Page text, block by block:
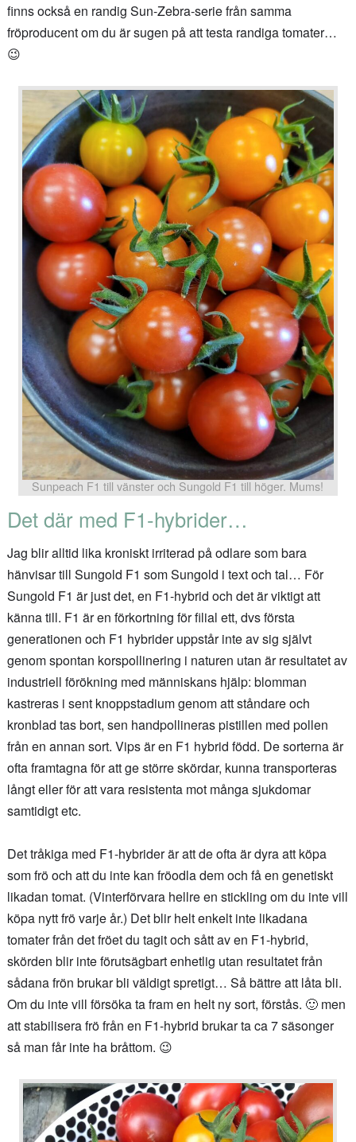
finns också en randig Sun-Zebra-serie från samma
fröproducent om du är sugen på att testa randiga tomater…
😉
Sunpeach F1 till vänster och Sungold F1 till höger. Mums!
Det där med F1-hybrider…
Jag blir alltid lika kroniskt irriterad på odlare som bara
hänvisar till Sungold F1 som Sungold i text och tal… För
Sungold F1 är just det, en F1-hybrid och det är viktigt att
känna till. F1 är en förkortning för filial ett, dvs första
generationen och F1 hybrider uppstår inte av sig självt
genom spontan korspollinering i naturen utan är resultatet av
industriell förökning med människans hjälp: blomman
kastreras i sent knoppstadium genom att ståndare och
kronblad tas bort, sen handpollineras pistillen med pollen
från en annan sort. Vips är en F1 hybrid född. De sorterna är
ofta framtagna för att ge större skördar, kunna transporteras
långt eller för att vara resistenta mot många sjukdomar
samtidigt etc.
Det tråkiga med F1-hybrider är att de ofta är dyra att köpa
som frö och att du inte kan fröodla dem och få en genetiskt
likadan tomat. (Vinterförvara hellre en stickling om du inte vill
köpa nytt frö varje år.) Det blir helt enkelt inte likadana
tomater från det fröet du tagit och sått av en F1-hybrid,
skörden blir inte förutsägbart enhetlig utan resultatet från
sådana frön brukar bli väldigt spretigt… Så bättre att låta bli.
Om du inte vill försöka ta fram en helt ny sort, förstås. 🙂 men
att stabilisera frö från en F1-hybrid brukar ta ca 7 säsonger
så man får inte ha bråttom. 😉